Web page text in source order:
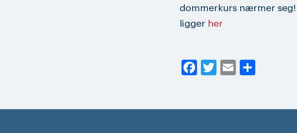
dommerkurs nærmer
ligger her
Facebook
Twitter
Email